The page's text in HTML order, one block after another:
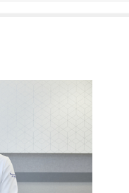
必要な検査機器はもちろ